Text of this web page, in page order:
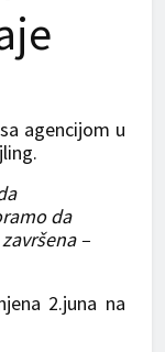
agencijom u
da
–
2.juna na